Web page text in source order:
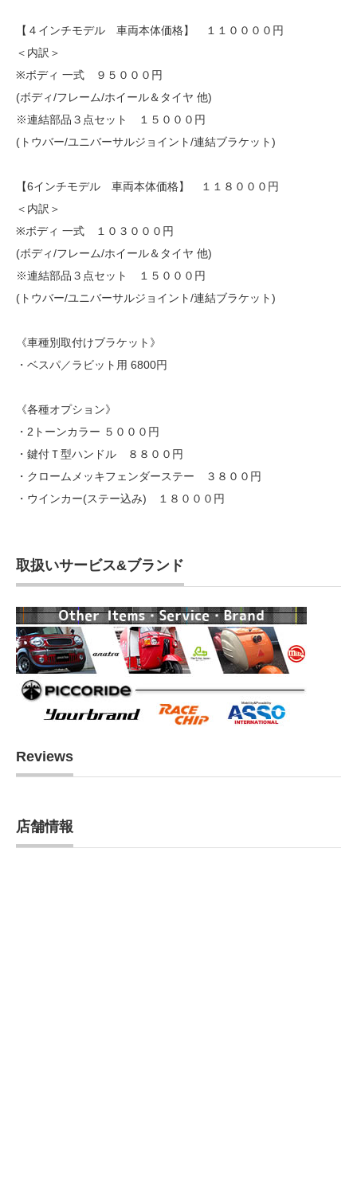
【４インチモデル 車両本体価格】 １１００００円
＜内訳＞
※ボディ 一式 ９５０００円
(ボディ/フレーム/ホイール＆タイヤ 他)
※連結部品３点セット １５０００円
(トウバー/ユニバーサルジョイント/連結ブラケット)
【6インチモデル 車両本体価格】 １１８０００円
＜内訳＞
※ボディ 一式 １０３０００円
(ボディ/フレーム/ホイール＆タイヤ 他)
※連結部品３点セット １５０００円
(トウバー/ユニバーサルジョイント/連結ブラケット)
《車種別取付けブラケット》
・ベスパ／ラビット用 6800円
《各種オプション》
・2トーンカラー ５０００円
・鍵付Ｔ型ハンドル ８８００円
・クロームメッキフェンダーステー ３８００円
・ウインカー(ステー込み) １８０００円
取扱いサービス&ブランド
Reviews
店舗情報